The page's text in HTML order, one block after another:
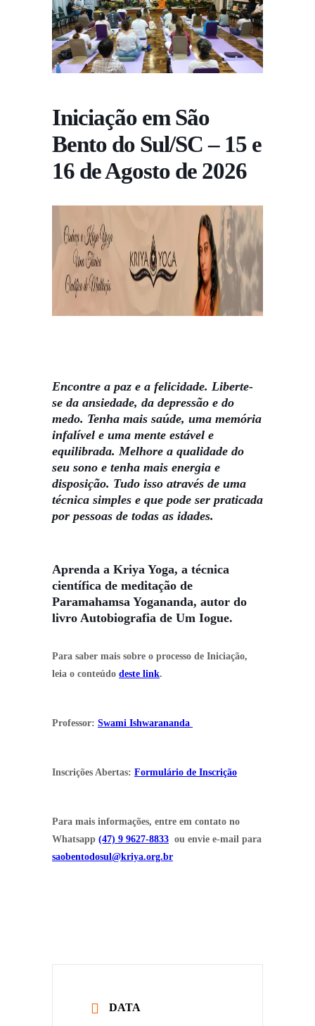
Iniciação em São
Bento do Sul/SC – 15 e
16 de Agosto de 2026
Encontre a paz e a felicidade. Liberte-
se da ansiedade, da depressão e do
medo. Tenha mais saúde, uma memória
infalível e uma mente estável e
equilibrada. Melhore a qualidade do
seu sono e tenha mais energia e
disposição. Tudo isso através de uma
técnica simples e que pode ser praticada
por pessoas de todas as idades.
Aprenda a Kriya Yoga, a técnica
científica de meditação de
Paramahamsa Yogananda, autor do
livro Autobiografia de Um Iogue.
Para saber mais sobre o processo de Iniciação,
leia o conteúdo deste link.
Professor: Swami Ishwarananda
Inscrições Abertas: Formulário de Inscrição
Para mais informações, entre em contato no
Whatsapp (47) 9 9627-8833 ou envie e-mail para
saobentodosul@kriya.org.br
DATA